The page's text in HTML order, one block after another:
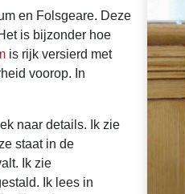
en Folsgeare. Deze
is bijzonder hoe
is rijk versierd met
voorop. In
naar details. Ik zie
staat in de
Ik zie
Ik lees in